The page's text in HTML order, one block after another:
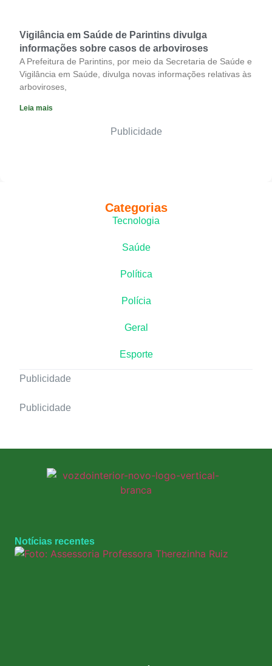
Vigilância em Saúde de Parintins divulga
informações sobre casos de arboviroses
A Prefeitura de Parintins, por meio da Secretaria de Saúde e
Vigilância em Saúde, divulga novas informações relativas às
arboviroses,
Leia mais
Publicidade
Categorias
Tecnologia
Saúde
Política
Polícia
Geral
Esporte
Publicidade
Publicidade
Notícias recentes